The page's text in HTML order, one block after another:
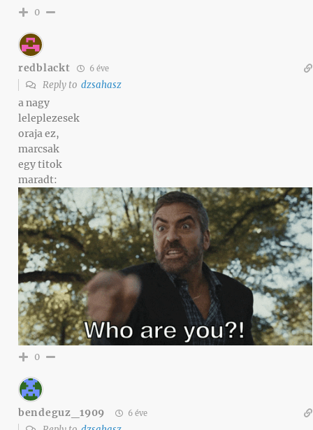
0
redblackt 6 éve
Reply to dzsahasz
a nagy
leleplezesek
oraja ez,
marcsak
egy titok
maradt:
0
bendeguz_1909 6 éve